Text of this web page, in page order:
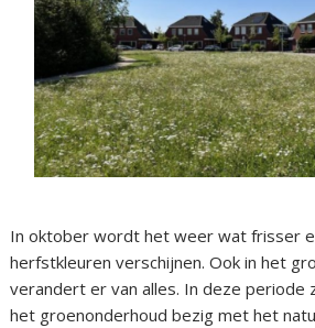
In oktober wordt het weer wat frisser
herfstkleuren verschijnen. Ook in het
verandert er van alles. In deze periode
het groenonderhoud bezig met het